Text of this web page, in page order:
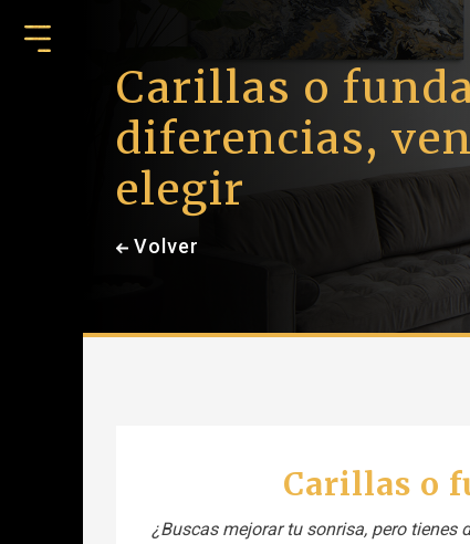
Carillas o
diferencias,
elegir
Volver
Carillas o
¿Buscas mejorar tu sonrisa, pero